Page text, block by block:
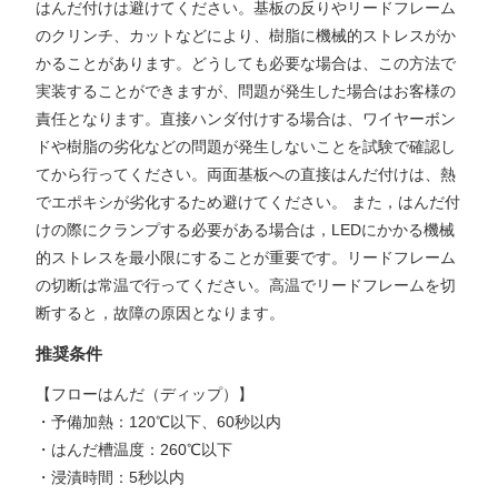
はんだ付けは避けてください。基板の反りやリードフレーム
のクリンチ、カットなどにより、樹脂に機械的ストレスがか
かることがあります。どうしても必要な場合は、この方法で
実装することができますが、問題が発生した場合はお客様の
責任となります。直接ハンダ付けする場合は、ワイヤーボン
ドや樹脂の劣化などの問題が発生しないことを試験で確認し
てから行ってください。両面基板への直接はんだ付けは、熱
でエポキシが劣化するため避けてください。 また，はんだ付
けの際にクランプする必要がある場合は，LEDにかかる機械
的ストレスを最小限にすることが重要です。リードフレーム
の切断は常温で行ってください。高温でリードフレームを切
断すると，故障の原因となります。
推奨条件
【フローはんだ（ディップ）】
・予備加熱：120℃以下、60秒以内
・はんだ槽温度：260℃以下
・浸漬時間：5秒以内